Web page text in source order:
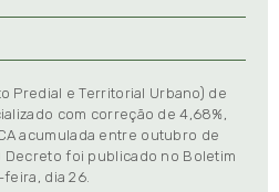
Predial e Territorial Urbano) de
com correção de 4,68%,
acumulada entre outubro de
Decreto foi publicado no Boletim
dia 26.